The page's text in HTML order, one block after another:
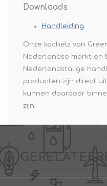
Downloads
Handleiding
Onze kachels van
Nederlandse markt en
Nederlandstalige
producten zijn direct
kunnen daardoor
zijn.